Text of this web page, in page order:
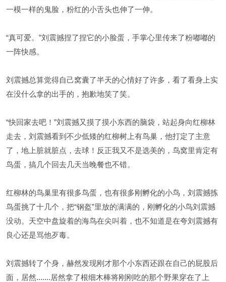
一模一样的鬼脸，粉红的小舌头也伸了一伸。
“真可爱。”刘震撼捏了捏它的小脸蛋，手掌心里传来了粉嘟嘟的
一阵快感。
刘震撼总算觉得自己窝囊了半天的心情好了许多，看了看身上实
在没什么拿的出手的，抱歉地笑了笑。
“快回家去吧！”刘震撼又摸了摸小东西的脑袋，站起身向红柳林
走去，刘震撼看到不少低矮的红柳树上有鸟巢，他打定了主意
了，地上脏就脏点，去球！反正我又不是选美的，鸟窝里肯定有
鸟蛋，搞几个回去几天当晚餐也不错。
红柳林的鸟巢里有很多鸟蛋，也有很多刚孵化的小鸟，刘震撼拣
鸟蛋挑了十几个，把“钢盔”里放的满满的，刚孵化的小鸟刘震撼
没动。天空中盘旋着的海鸟在尖叫着，也不知道是在夸刘震撼有
良心还是骂他歹毒。
刘震撼转了个身，赫然发现刚才那个小东西还跟在自己的屁股后
面，居然.......居然拿了根细木棒将刚刚吃的那个野果穿在了上